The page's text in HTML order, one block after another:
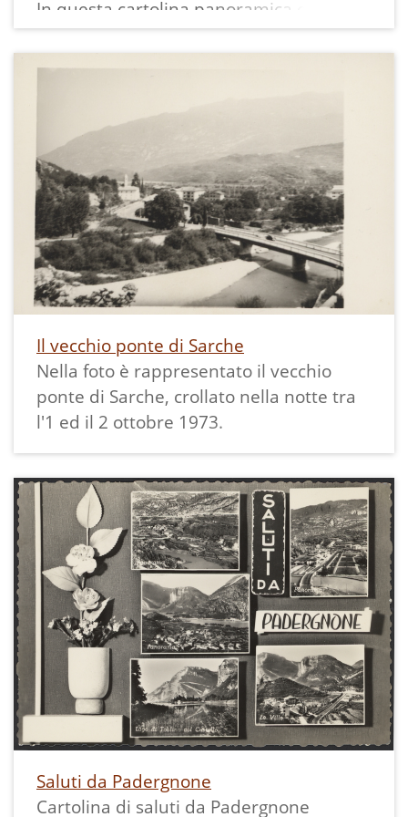
In questa cartolina panoramica di
Terlago si notano in primo piano lungo le
rive del lago le cabine per i bagnanti qui
Il vecchio ponte di Sarche
Nella foto è rappresentato il vecchio
ponte di Sarche, crollato nella notte tra
l'1 ed il 2 ottobre 1973.
Saluti da Padergnone
Cartolina di saluti da Padergnone